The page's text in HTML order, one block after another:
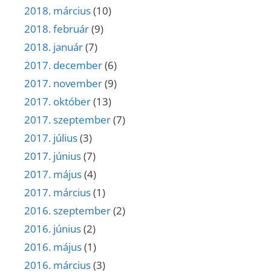
2018. március(10)
2018. február(9)
2018. január(7)
2017. december(6)
2017. november(9)
2017. október(13)
2017. szeptember(7)
2017. július(3)
2017. június(7)
2017. május(4)
2017. március(1)
2016. szeptember(2)
2016. június(2)
2016. május(1)
2016. március(3)